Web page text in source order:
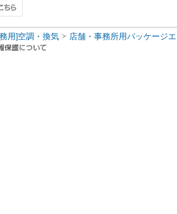
用]空調・換気 店舗・事務所用パッケージ